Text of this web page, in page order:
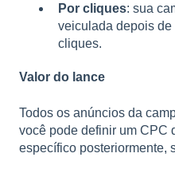
Por cliques: sua
veiculada depois
cliques.
Valor do lance
Todos os anúncios da
você pode definir um CPC
específico posteriormente,